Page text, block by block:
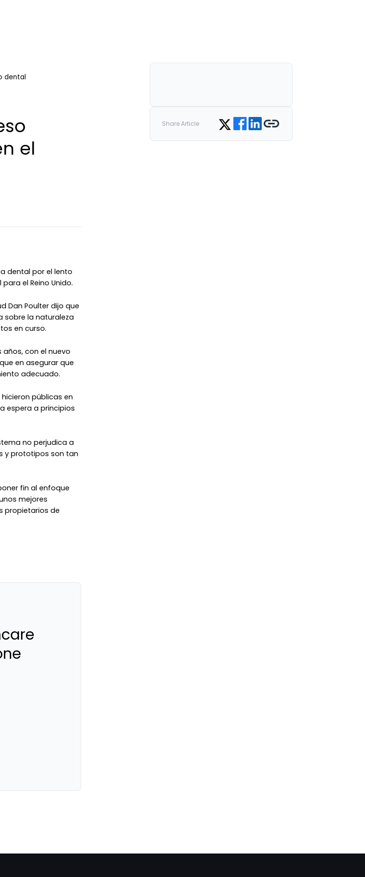
dental
el
dental por el lento
el Reino Unido.
Dan Poulter dijo que
sobre la naturaleza
en curso.
con el nuevo
en asegurar que
adecuado.
públicas en
espera a principios
no perjudica a
y prototipos son tan
fin al enfoque
mejores
propietarios de
Share Article Share on Twitter
Share on Facebook
Share on LinkedIn
Copy link